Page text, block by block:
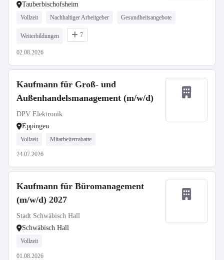
Tauberbischofsheim
Vollzeit Nachhaltiger Arbeitgeber Gesundheitsangebote
Weiterbildungen 7
02.08.2026
Kaufmann für Groß- und
Außenhandelsmanagement (m/w/d)
DPV Elektronik
Eppingen
Vollzeit Mitarbeiterrabatte
24.07.2026
Kaufmann für Büromanagement
(m/w/d) 2027
Stadt Schwäbisch Hall
Schwäbisch Hall
Vollzeit
01.08.2026